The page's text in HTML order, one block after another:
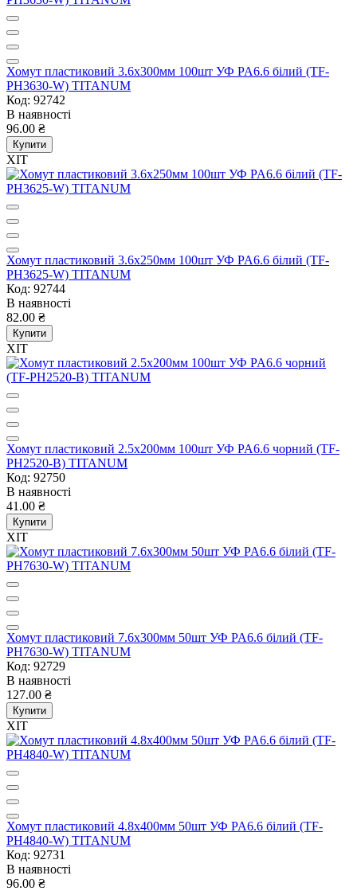
Хомут пластиковий 3.6x300мм 100шт УФ PA6.6 білий (TF-
PH3630-W) TITANUM
Код: 92742
В наявності
96.00 ₴
Купити
ХІТ
Хомут пластиковий 3.6x250мм 100шт УФ PA6.6 білий (TF-
PH3625-W) TITANUM
Код: 92744
В наявності
82.00 ₴
Купити
ХІТ
Хомут пластиковий 2.5x200мм 100шт УФ PA6.6 чорний (TF-
PH2520-B) TITANUM
Код: 92750
В наявності
41.00 ₴
Купити
ХІТ
Хомут пластиковий 7.6x300мм 50шт УФ PA6.6 білий (TF-
PH7630-W) TITANUM
Код: 92729
В наявності
127.00 ₴
Купити
ХІТ
Хомут пластиковий 4.8x400мм 50шт УФ PA6.6 білий (TF-
PH4840-W) TITANUM
Код: 92731
В наявності
96.00 ₴